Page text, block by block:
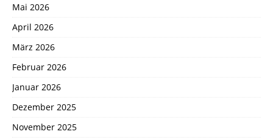
Mai 2026
April 2026
März 2026
Februar 2026
Januar 2026
Dezember 2025
November 2025